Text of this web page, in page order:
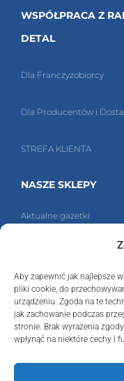
Aby zapewnić jak najlepsze
pliki cookie, do
urządzeniu. Zgoda na te
jak zachowanie podczas
stronie. Brak wyrażenia
wpłynąć na niektóre cechy i
WSPÓŁPRACA Z
DETAL
Dla Franczyzobiorcy
Dla Producentów i
STREFA KLIENTA
NASZE SKLEPY
Aktualne gazetki
Rabat Detal
ul. Kossutha 6,40-832
NIP:6342410891 ,